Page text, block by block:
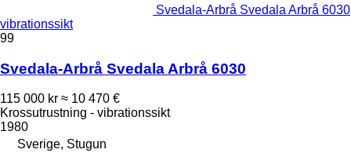
Svedala-Arbrå Svedala Arbrå 6030
vibrationssikt
99
Svedala-Arbrå Svedala Arbrå 6030
115 000 kr ≈ 10 470 €
Krossutrustning - vibrationssikt
1980
Sverige, Stugun